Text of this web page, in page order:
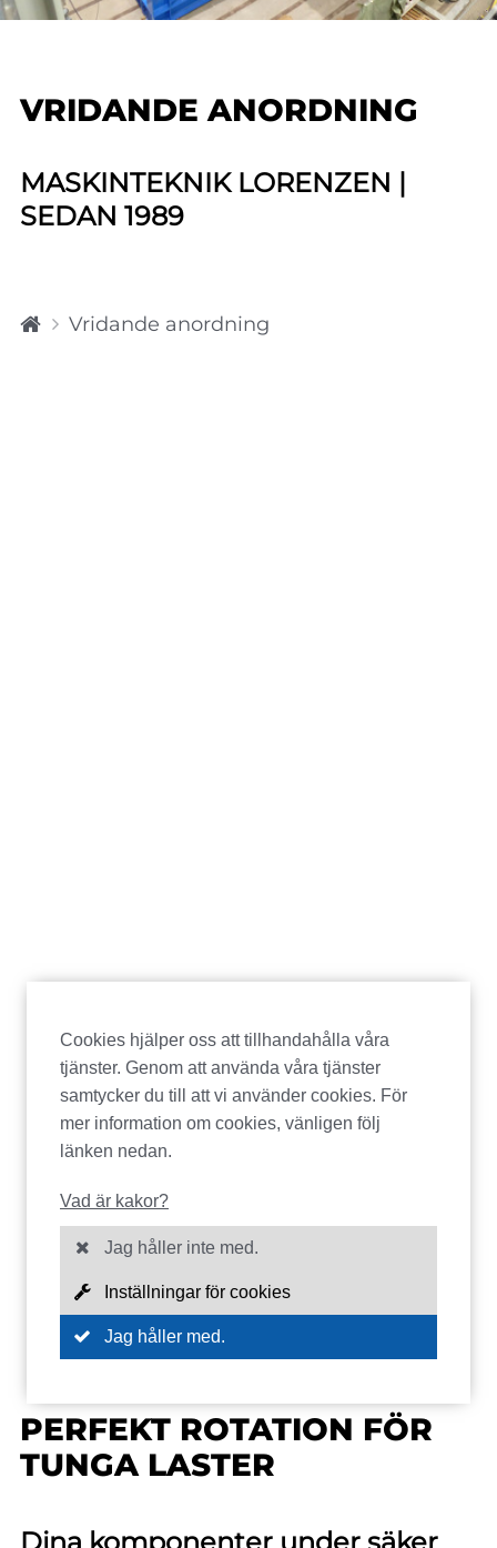
VRIDANDE ANORDNING
MASKINTEKNIK LORENZEN |
SEDAN 1989
H
Vridande anordning
PERFEKT ROTATION FÖR
TUNGA LASTER
Cookies hjälper oss att tillhandahålla våra
tjänster. Genom att använda våra tjänster
samtycker du till att vi använder cookies. För
mer information om cookies, vänligen följ
länken nedan.
Vad är kakor?
Jag håller inte med.
Inställningar för cookies
Jag håller med.